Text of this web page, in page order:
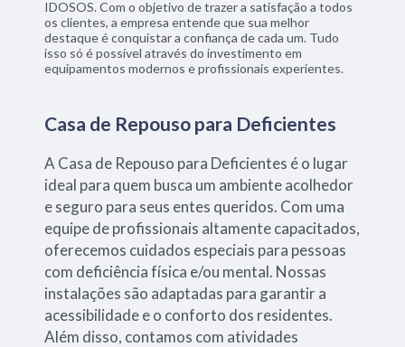
IDOSOS. Com o objetivo de trazer a satisfação a todos
os clientes, a empresa entende que sua melhor
destaque é conquistar a confiança de cada um. Tudo
isso só é possível através do investimento em
equipamentos modernos e profissionais experientes.
Casa de Repouso para Deficientes
A Casa de Repouso para Deficientes é o lugar
ideal para quem busca um ambiente acolhedor
e seguro para seus entes queridos. Com uma
equipe de profissionais altamente capacitados,
oferecemos cuidados especiais para pessoas
com deficiência física e/ou mental. Nossas
instalações são adaptadas para garantir a
acessibilidade e o conforto dos residentes.
Além disso, contamos com atividades